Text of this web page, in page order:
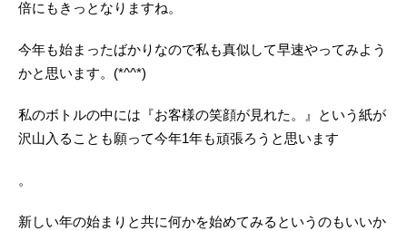
倍にもきっとなりますね。
今年も始まったばかりなので私も真似して早速やってみよう
かと思います。(*^^*)
私のボトルの中には『お客様の笑顔が見れた。』という紙が
沢山入ることも願って今年1年も頑張ろうと思います
。
新しい年の始まりと共に何かを始めてみるというのもいいか